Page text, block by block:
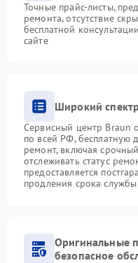
Точные прайс-листы,
ремонта, отсутствие
бесплатной
сайте
Широкий
Сервисный центр Braun
по всей РФ, бесплатную
ремонт, включая
отслеживать статус
предоставляется
продления срока
Оригинальные
безопасное